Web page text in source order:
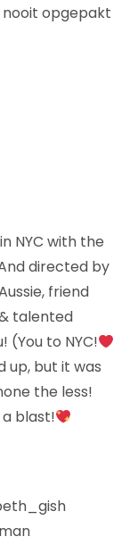
nooit opgepakt
NYC with the
directed by
friend
talented
(You to NYC!
up, but it was
the less!
blast!